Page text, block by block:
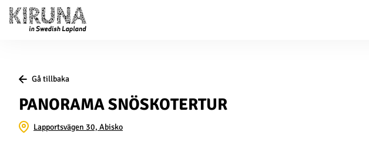
Gå tillbaka
PANORAMA SNÖSKOTERTUR
Lapportsvägen 30, Abisko